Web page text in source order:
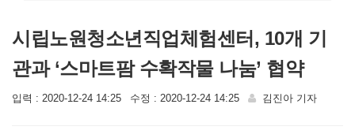
시립노원청소년직업체험센터, 10개 기
관과 ‘스마트팜 수확작물 나눔’ 협약
입력 : 2020-12-24 14:25 수정 : 2020-12-24 14:25 김진아 기자